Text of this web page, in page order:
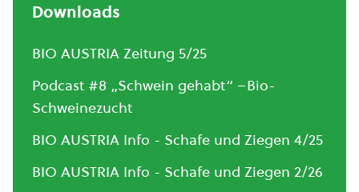
Downloads
BIO AUSTRIA Zeitung 5/25
Podcast #8 „Schwein gehabt“ –Bio-
Schweinezucht
BIO AUSTRIA Info - Schafe und Ziegen 4/25
BIO AUSTRIA Info - Schafe und Ziegen 2/26